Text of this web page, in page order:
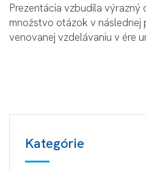
Prezentácia vzbudila výrazný
množstvo otázok v následnej
venovanej vzdelávaniu v ére
Kategórie